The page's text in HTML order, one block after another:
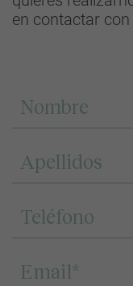
en contactar